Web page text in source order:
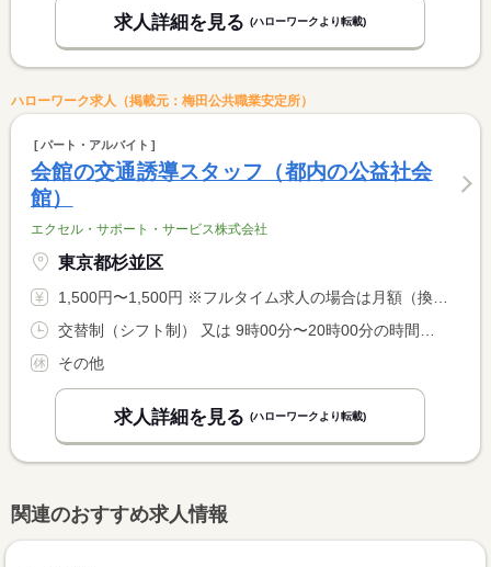
求人詳細を見る (ハローワークより転載)
ハローワーク求人（掲載元：梅田公共職業安定所）
パート・アルバイト
会館の交通誘導スタッフ（都内の公益社会
館）
エクセル・サポート・サービス株式会社
東京都杉並区
1,500円〜1,500円 ※フルタイム求人の場合は月額（換算額）、パート求人の場合は時間額を表示しています。
その他
求人詳細を見る (ハローワークより転載)
関連のおすすめ求人情報